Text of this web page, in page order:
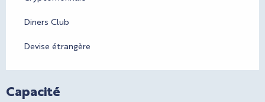
Diners Club
Devise étrangère
Capacité